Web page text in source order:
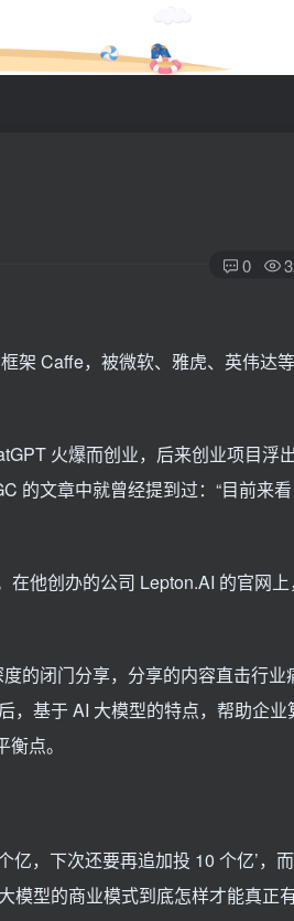
0
架 Caffe，被微软、雅虎、英伟达
火爆而创业，后来创业项目浮
的文章中就曾经提到过：“目前来
在他创办的公司 Lepton.AI 的官网
的闭门分享，分享的内容直击行业
，基于 AI 大模型的特点，帮助企业
点。
亿，下次还要再追加投 10 个亿’，
型的商业模式到底怎样才能真正有